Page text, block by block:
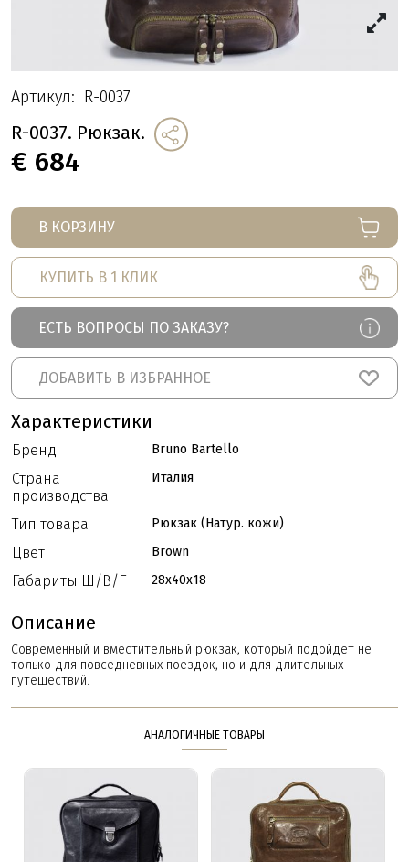
Артикул: R-0037
R-0037. Рюкзак.
€ 684
В КОРЗИНУ
КУПИТЬ В 1 КЛИК
ЕСТЬ ВОПРОСЫ ПО ЗАКАЗУ?
ДОБАВИТЬ В ИЗБРАННОЕ
Характеристики
Бренд Bruno Bartello
Страна
производства
Италия
Тип товара Рюкзак (Натур. кожи)
Цвет Brown
Габариты Ш/В/Г 28x40x18
Описание
Современный и вместительный рюкзак, который подойдёт не
только для повседневных поездок, но и для длительных
путешествий.
АНАЛОГИЧНЫЕ ТОВАРЫ